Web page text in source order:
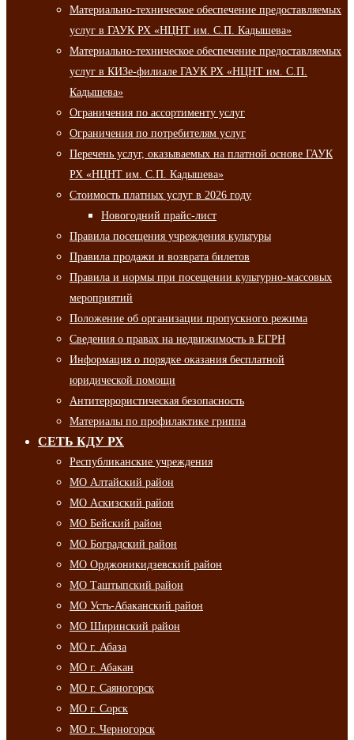
Материально-техническое обеспечение предоставляемых
услуг в ГАУК РХ «НЦНТ им. С.П. Кадышева»
Материально-техническое обеспечение предоставляемых
услуг в КИЗе-филиале ГАУК РХ «НЦНТ им. С.П.
Кадышева»
Ограничения по ассортименту услуг
Ограничения по потребителям услуг
Перечень услуг, оказываемых на платной основе ГАУК
РХ «НЦНТ им. С.П. Кадышева»
Стоимость платных услуг в 2026 году
Новогодний прайс-лист
Правила посещения учреждения культуры
Правила продажи и возврата билетов
Правила и нормы при посещении культурно-массовых
мероприятий
Положение об организации пропускного режима
Сведения о правах на недвижимость в ЕГРН
Информация о порядке оказания бесплатной
юридической помощи
Антитеррористическая безопасность
Материалы по профилактике гриппа
СЕТЬ КДУ РХ
Республиканские учреждения
МО Алтайский район
МО Аскизский район
МО Бейский район
МО Боградский район
МО Орджоникидзевский район
МО Таштыпский район
МО Усть-Абаканский район
МО Ширинский район
МО г. Абаза
МО г. Абакан
МО г. Саяногорск
МО г. Сорск
МО г. Черногорск